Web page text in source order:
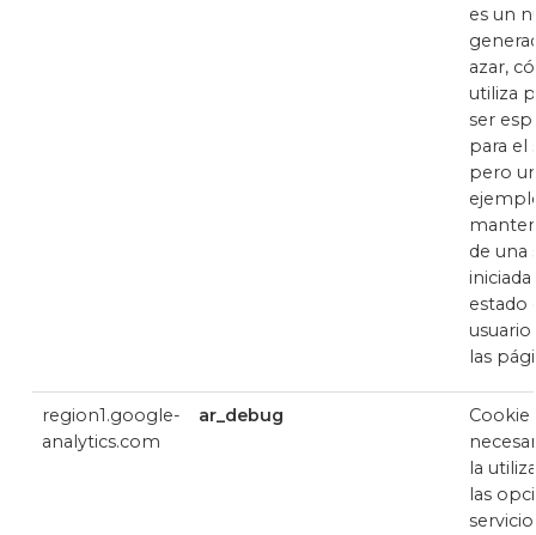
es un
azar,
utiliza
ser
para el
pero
de una
estado
las
region1.google-
analytics.com
ar_debug
Cookie
la
las